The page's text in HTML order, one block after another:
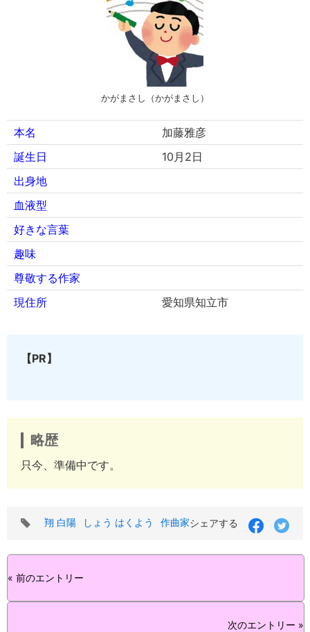
かがまさし（かがまさし）
本名
加藤雅彦
誕生日
10月2日
出身地
血液型
好きな言葉
趣味
尊敬する作家
現住所
愛知県知立市
【PR】
略歴
只今、準備中です。
タ
翔 白陽 しょう はくよう 作曲家シェアする
« 前のエントリー
次のエントリー »